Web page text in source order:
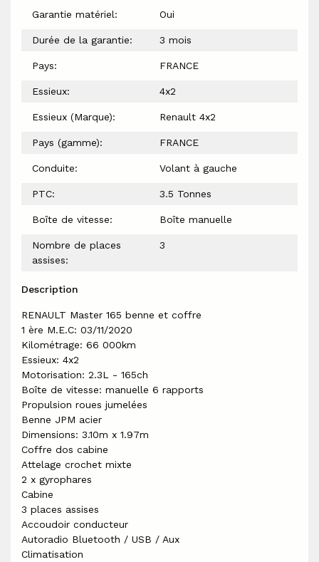
Garantie matériel: Oui
Durée de la garantie: 3 mois
Pays: FRANCE
Essieux: 4x2
Essieux (Marque): Renault 4x2
Pays (gamme): FRANCE
Conduite: Volant à gauche
PTC: 3.5 Tonnes
Boîte de vitesse: Boîte manuelle
Nombre de places
assises:
3
Description
RENAULT Master 165 benne et coffre
1 ère M.E.C: 03/11/2020
Kilométrage: 66 000km
Essieux: 4x2
Motorisation: 2.3L - 165ch
Boîte de vitesse: manuelle 6 rapports
Propulsion roues jumelées
Benne JPM acier
Dimensions: 3.10m x 1.97m
Coffre dos cabine
Attelage crochet mixte
2 x gyrophares
Cabine
3 places assises
Accoudoir conducteur
Autoradio Bluetooth / USB / Aux
Climatisation